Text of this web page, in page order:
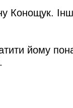
Конощук.
йому